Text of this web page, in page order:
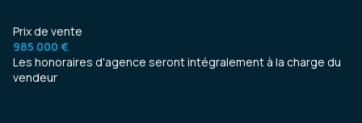
Prix de vente
985 000 €
Les honoraires d'agence seront intégralement à la charge du
vendeur